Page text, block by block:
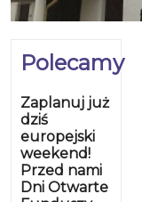
Polecamy
Zaplanuj już
dziś
europejski
weekend!
Przed nami
Dni Otwarte